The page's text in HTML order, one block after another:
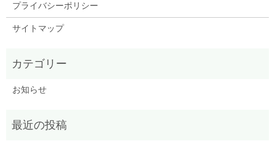
プライバシーポリシー
サイトマップ
お知らせ